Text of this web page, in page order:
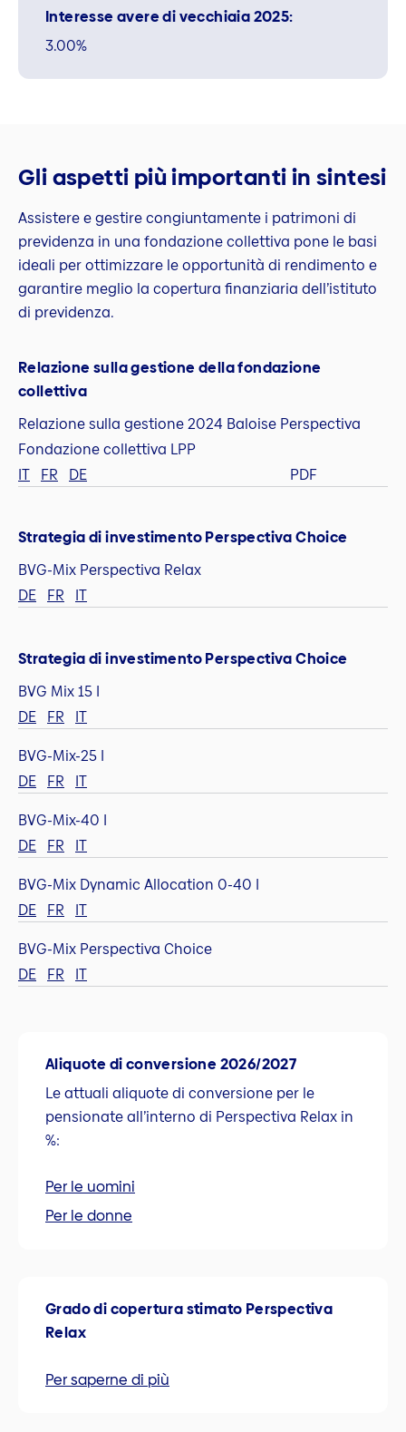
Interesse avere di vecchiaia 2025:
3.00%
Gli aspetti più importanti in sintesi
Assistere e gestire congiuntamente i patrimoni di
previdenza in una fondazione collettiva pone le basi
ideali per ottimizzare le opportunità di rendimento e
garantire meglio la copertura finanziaria dell’istituto
di previdenza.
Relazione sulla gestione della fondazione
collettiva
Relazione sulla gestione 2024 Baloise Perspectiva
Fondazione collettiva LPP
IT FR DE PDF
Strategia di investimento Perspectiva Choice
BVG-Mix Perspectiva Relax
DE FR IT
Strategia di investimento Perspectiva Choice
BVG Mix 15 I
DE FR
IT
BVG-Mix-25 I
DE FR
IT
BVG-Mix-40 I
DE FR
IT
BVG-Mix Dynamic Allocation 0-40 I
DE FR
IT
BVG-Mix Perspectiva Choice
DE FR IT
Aliquote di conversione 2026/2027
Le attuali aliquote di conversione per le
pensionate all’interno di Perspectiva Relax in
%:
Per le uomini
Per le donne
Grado di copertura stimato Perspectiva
Relax
Per saperne di più